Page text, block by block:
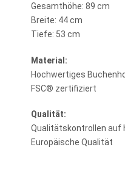
Gesamthöhe: 89 cm
Breite: 44 cm
Tiefe: 53 cm
Material:
Hochwertiges
FSC® zertifiziert
Qualität:
Qualitätskontrollen auf
Europäische Qualität